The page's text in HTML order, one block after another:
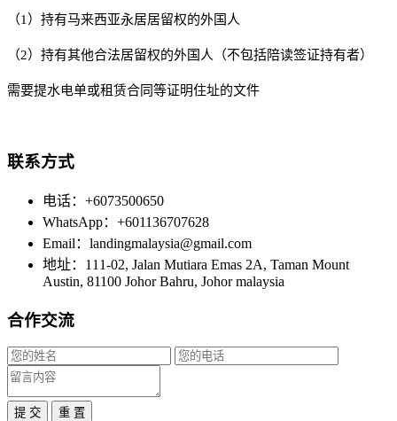
（1）持有马来西亚永居居留权的外国人
（2）持有其他合法居留权的外国人（不包括陪读签证持有者）
需要提水电单或租赁合同等证明住址的文件
联系方式
电话：+6073500650
WhatsApp：+601136707628
Email：landingmalaysia@gmail.com
地址：111-02, Jalan Mutiara Emas 2A, Taman Mount
Austin, 81100 Johor Bahru, Johor malaysia
合作交流
提 交 重 置